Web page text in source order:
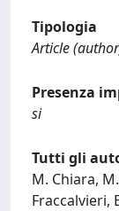
Tipologia
Article
Presenza
si
Tutti gli
M. Chiara,
Fraccalvieri,